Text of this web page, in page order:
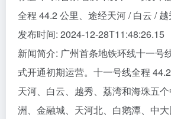
全程 44.2 公里、途经天河 / 白云 /
发布时间: 2024-12-28T11:48:26.15
新闻简介: 广州首条地铁环线十一号
式开通初期运营。十一号线全程
天河、白云、越秀、荔湾和海珠五
洲、金融城、天河北、白鹅潭、中